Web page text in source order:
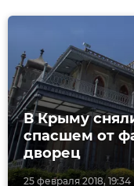
25 февраля 2018, 19:34
В Крыму
спасшем от
дворец